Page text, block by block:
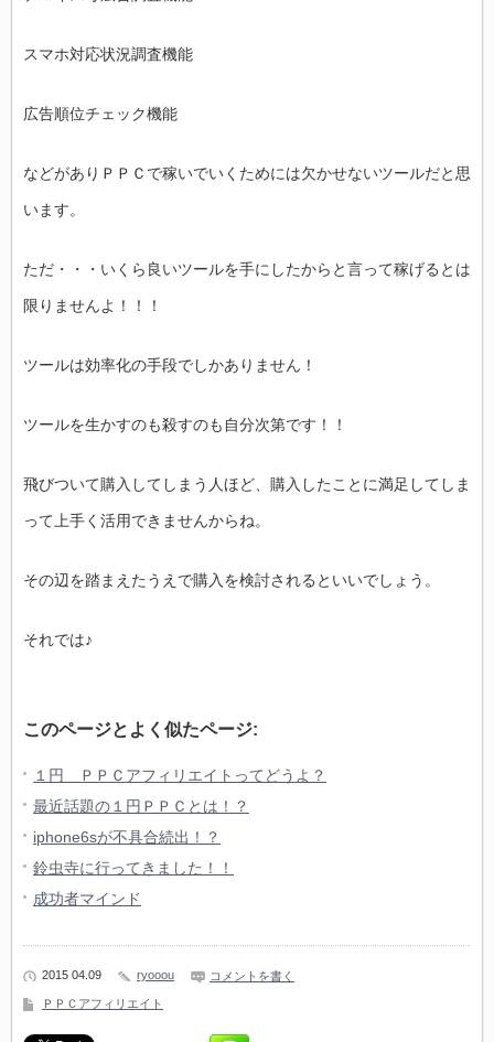
スマホ対応状況調査機能
広告順位チェック機能
などがありＰＰＣで稼いでいくためには欠かせないツールだと思
います。
ただ・・・いくら良いツールを手にしたからと言って稼げるとは
限りませんよ！！！
ツールは効率化の手段でしかありません！
ツールを生かすのも殺すのも自分次第です！！
飛びついて購入してしまう人ほど、購入したことに満足してしま
って上手く活用できませんからね。
その辺を踏まえたうえで購入を検討されるといいでしょう。
それでは♪
このページとよく似たページ:
１円 ＰＰＣアフィリエイトってどうよ？
最近話題の１円ＰＰＣとは！？
iphone6sが不具合続出！？
鈴虫寺に行ってきました！！
成功者マインド
2015 04.09 ryooou コメントを書く
ＰＰＣアフィリエイト